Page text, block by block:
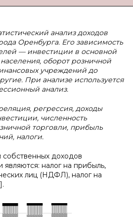
анализ доходов
Оренбурга. Его зависимость
— инвестиции в основной
оборот розничной
учреждений до
При анализе используется
анализ.
регрессия, доходы
численность
торговли, прибыль
налоги.
доходов
являются: налог на прибыль,
лиц (НДФЛ), налог на